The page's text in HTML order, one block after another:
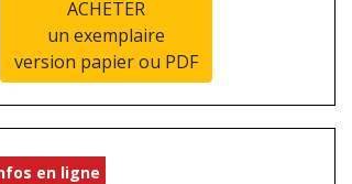
ACHETER
un exemplaire
version papier ou PDF
en ligne